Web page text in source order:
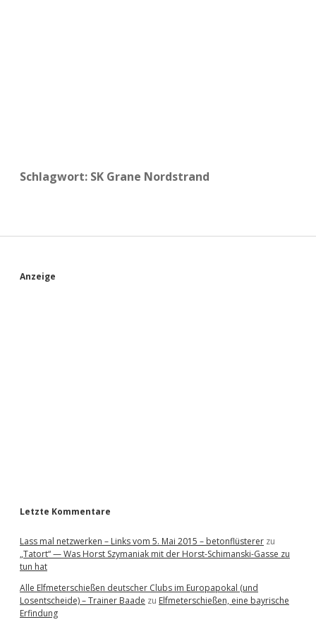
Schlagwort: SK Grane Nordstrand
S
Anzeige
Letzte Kommentare
Lass mal netzwerken – Links vom 5. Mai 2015 – betonflüsterer zu
„Tatort“ — Was Horst Szymaniak mit der Horst-Schimanski-Gasse zu
tun hat
Alle Elfmeterschießen deutscher Clubs im Europapokal (und
Losentscheide) – Trainer Baade zu Elfmeterschießen, eine bayrische
Erfindung